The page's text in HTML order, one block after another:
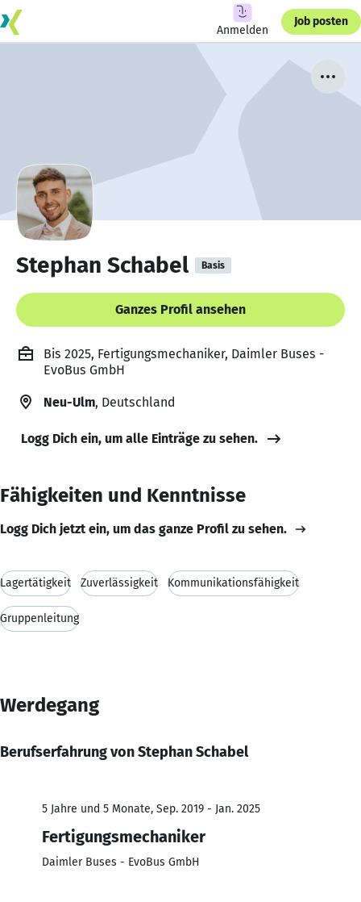
Anmelden
Job posten
Stephan Schabel Basis
Ganzes Profil ansehen
Bis 2025, Fertigungsmechaniker, Daimler Buses -
EvoBus GmbH
Neu-Ulm, Deutschland
Logg Dich ein, um alle Einträge zu sehen.
Fähigkeiten und Kenntnisse
Logg Dich jetzt ein, um das ganze Profil zu sehen.
Lagertätigkeit Zuverlässigkeit Kommunikationsfähigkeit
Gruppenleitung
Werdegang
Berufserfahrung von Stephan Schabel
5 Jahre und 5 Monate, Sep. 2019 - Jan. 2025
Fertigungsmechaniker
Daimler Buses - EvoBus GmbH